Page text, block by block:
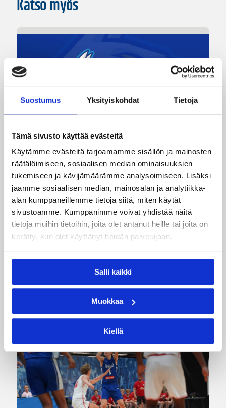
Suostumus Yksityiskohdat Tietoja
Tämä sivusto käyttää evästeitä
Käytämme evästeitä tarjoamamme sisällön ja mainosten
räätälöimiseen, sosiaalisen median ominaisuuksien
tukemiseen ja kävijämäärämme analysoimiseen. Lisäksi
jaamme sosiaalisen median, mainosalan ja analytiikka-
alan kumppaneillemme tietoja siitä, miten käytät
sivustoamme. Kumppanimme voivat yhdistää näitä
tietoja muihin tietoihin, joita olet antanut heille tai joita on
kerätty, kun olet käyttänyt heidän palvelujaan.
Salli kaikki
Muokkaa
Kiellä
Katso myös
Nuorten PM-kilpailut 05.08.2026 20:08
Suomen 15-vuotiaat tytöt
voittivat Islannin Nordic Open -
turnauksen toisessa ottelussa
Suomen 15-vuotiaiden tyttöjen maajoukkue
jatkoi voittokulkuaan Lohjalla pelattavassa
Nordic Open -turnauksessa kaatamalla Islannin
vakuuttavasti 70–47. Sudenpennut kohtaa
huomenna turnauksen päätösottelussa Latvian